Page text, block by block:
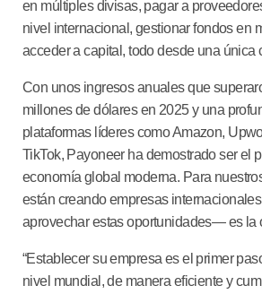
en múltiples divisas, pagar a
nivel internacional, gestionar fondos en
acceder a capital, todo desde una única
Con unos ingresos anuales que
millones de dólares en 2025 y una
plataformas líderes como Amazon,
TikTok, Payoneer ha demostrado ser el
economía global moderna. Para
están creando empresas
aprovechar estas oportunidades— es la
“Establecer su empresa es el primer
nivel mundial, de manera eficiente y